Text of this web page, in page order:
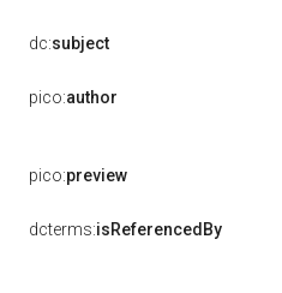
dc:subject
pico:author
pico:preview
dcterms:isReferencedBy